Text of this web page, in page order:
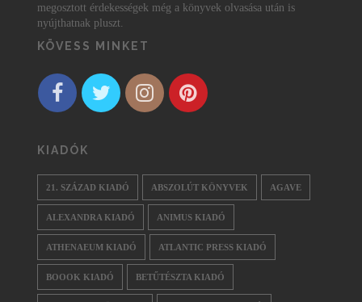
megosztott érdekességek még a könyvek olvasása után is
nyújthatnak pluszt.
KÖVESS MINKET
KIADÓK
21. SZÁZAD KIADÓ ABSZOLÚT KÖNYVEK AGAVE
ALEXANDRA KIADÓ ANIMUS KIADÓ
ATHENAEUM KIADÓ ATLANTIC PRESS KIADÓ
BOOOK KIADÓ BETŰTÉSZTA KIADÓ